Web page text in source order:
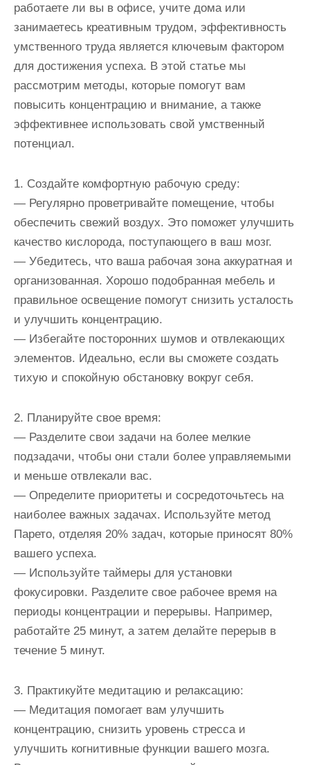
работаете ли вы в офисе, учите дома или
занимаетесь креативным трудом, эффективность
умственного труда является ключевым фактором
для достижения успеха. В этой статье мы
рассмотрим методы, которые помогут вам
повысить концентрацию и внимание, а также
эффективнее использовать свой умственный
потенциал.
1. Создайте комфортную рабочую среду:
— Регулярно проветривайте помещение, чтобы
обеспечить свежий воздух. Это поможет улучшить
качество кислорода, поступающего в ваш мозг.
— Убедитесь, что ваша рабочая зона аккуратная и
организованная. Хорошо подобранная мебель и
правильное освещение помогут снизить усталость
и улучшить концентрацию.
— Избегайте посторонних шумов и отвлекающих
элементов. Идеально, если вы сможете создать
тихую и спокойную обстановку вокруг себя.
2. Планируйте свое время:
— Разделите свои задачи на более мелкие
подзадачи, чтобы они стали более управляемыми
и меньше отвлекали вас.
— Определите приоритеты и сосредоточьтесь на
наиболее важных задачах. Используйте метод
Парето, отделяя 20% задач, которые приносят 80%
вашего успеха.
— Используйте таймеры для установки
фокусировки. Разделите свое рабочее время на
периоды концентрации и перерывы. Например,
работайте 25 минут, а затем делайте перерыв в
течение 5 минут.
3. Практикуйте медитацию и релаксацию:
— Медитация помогает вам улучшить
концентрацию, снизить уровень стресса и
улучшить когнитивные функции вашего мозга.